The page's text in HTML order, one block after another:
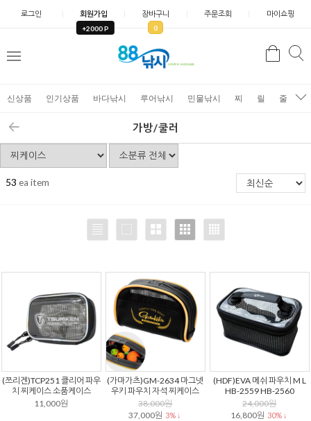
로그인 회원가입
+2000 P
장바구니
0
주문조회 마이쇼핑
검
신상품 인기상품 바다낚시 루어낚시 민물낚시 찌 릴 줄
가방/쿨러
53 ea item
(쯔리겐)TCP251 클리어 파우
치 찌케이스 소품케이스
11,000원
(가마가츠)GM-2634 마그넷
우키 파우치 자석 찌케이스
38,000원
37,000원 3% ↓
(HDF)EVA 메쉬 파우치 M L
HB-2559 HB-2560
24,000원
16,800원 30% ↓